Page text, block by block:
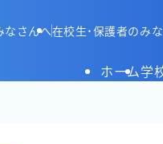
ホーム学
なさんへ在校生・保護者のみ